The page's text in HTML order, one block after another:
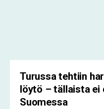
Turussa tehtiin
löytö – tällaista ei
Suomessa